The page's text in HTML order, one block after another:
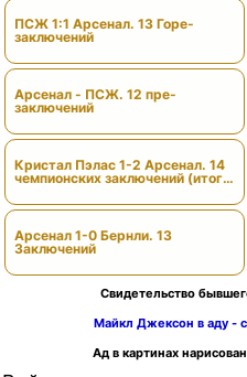
ПСЖ 1:1 Арсенал. 13 Горе-
заключений
Арсенал - ПСЖ. 12 пре-
заключений
Кристал Пэлас 1-2 Арсенал. 14
чемпионских заключений (итоги
Арсенал 1-0 Бернли. 13
Заключений
Свидетельство
Майкл Джексон в аду -
Ад в картинах